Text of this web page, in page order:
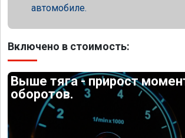
автомобиле.
Включено в стоимость:
Выше тяга - прирост
оборотов.